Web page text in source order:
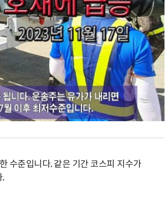
수준입니다. 같은 기간 코스피 지수가
.